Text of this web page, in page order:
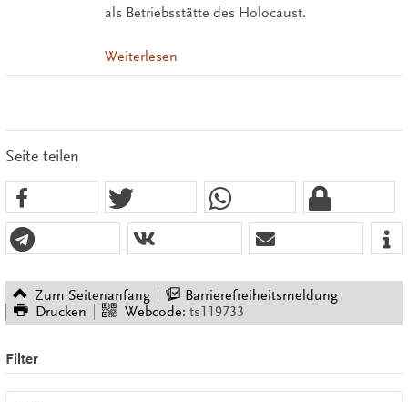
als Betriebsstätte des Holocaust.
Weiterlesen
Seite teilen
Zum Seitenanfang
Barrierefreiheitsmeldung
Drucken
Webcode: ts119733
Filter